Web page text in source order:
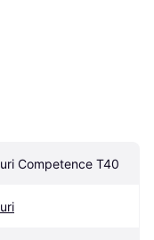
Competence T40